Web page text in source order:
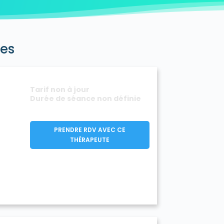
56190
Guidel 56520
56600
56320
Mauron 56430
Melrand 56310
Molac 56230
Monteneuf 56380
Pontivy 56920
Le Palais 56360
Pleucadeuc 56140
Pleugriffet 56120
Plougoumelen 56400
Plumelin 56500
56540
Saint-Congard 56140
Tarif non à jour
Durée de séance non définie
PRENDRE RDV AVEC CE
THÉRAPEUTE